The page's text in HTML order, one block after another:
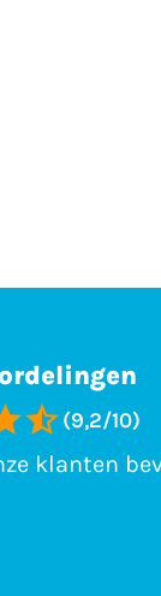
(9,2/10)
klanten